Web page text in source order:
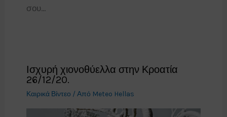
σου…
Ισχυρή χιονοθύελλα στην Κροατία
26/12/20.
Καιρικά Βίντεο / Από Meteo Hellas